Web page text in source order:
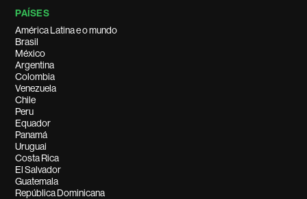
PAÍSES
América Latina e o mundo
Brasil
México
Argentina
Colombia
Venezuela
Chile
Peru
Equador
Panamá
Uruguai
Costa Rica
El Salvador
Guatemala
República Dominicana